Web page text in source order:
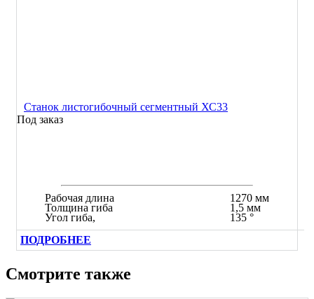
Станок листогибочный сегментный ХС33
Под заказ
Рабочая длина
Толщина гиба
Угол гиба,
1270 мм
1,5 мм
135 °
ПОДРОБНЕЕ
Смотрите также